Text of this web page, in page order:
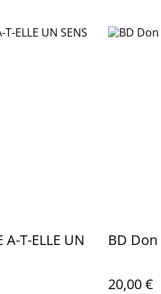
A-T-ELLE UN
BD Don
20,00 €